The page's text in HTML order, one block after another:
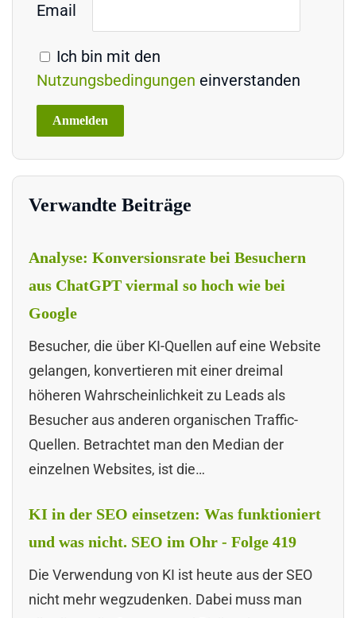
Email
Ich bin mit den
Nutzungsbedingungen einverstanden
Verwandte Beiträge
Analyse: Konversionsrate bei Besuchern
aus ChatGPT viermal so hoch wie bei
Google
Besucher, die über KI-Quellen auf eine Website
gelangen, konvertieren mit einer dreimal
höheren Wahrscheinlichkeit zu Leads als
Besucher aus anderen organischen Traffic-
Quellen. Betrachtet man den Median der
einzelnen Websites, ist die…
KI in der SEO einsetzen: Was funktioniert
und was nicht. SEO im Ohr - Folge 419
Die Verwendung von KI ist heute aus der SEO
nicht mehr wegzudenken. Dabei muss man